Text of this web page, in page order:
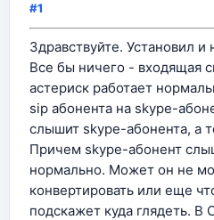
#1
Здравствуйте. Установил и
Все бы ничего - входящая
астериск работает
sip абонента на skype-
слышит skype-абонента, а
Причем skype-абонент
нормально. Может он не
конвертировать или еще
подскажет куда глядеть. В